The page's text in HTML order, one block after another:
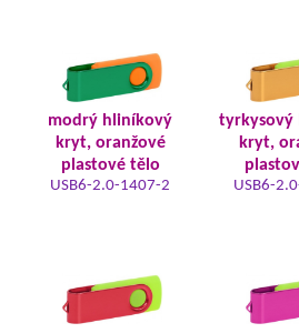
modrý hliníkový
kryt, oranžové
plastové tělo
USB6-2.0-1407-2
tyrkysový
kryt,
USB6-